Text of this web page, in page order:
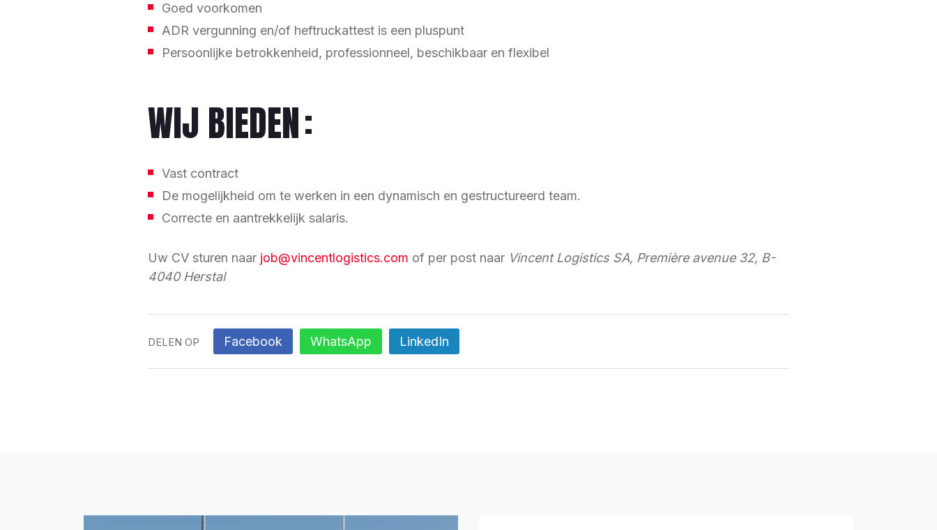
Goed voorkomen
ADR vergunning en/of heftruckattest is een pluspunt
Persoonlijke betrokkenheid, professionneel, beschikbaar en flexibel
WIJ BIEDEN :
Vast contract
De mogelijkheid om te werken in een dynamisch en gestructureerd team.
Correcte en aantrekkelijk salaris.
Uw CV sturen naar job@vincentlogistics.com of per post naar Vincent Logistics SA, Première avenue 32, B-
4040 Herstal
DELEN OP Facebook WhatsApp LinkedIn